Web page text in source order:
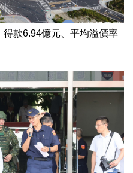
款6.94億元、平均溢價率